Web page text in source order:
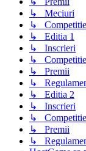
↳ Meciuri
↳ Competitie
↳ Editia 1
↳ Inscrieri
↳ Competitie
↳ Premii
↳
↳ Editia 2
↳ Inscrieri
↳ Competitie
↳ Premii
↳